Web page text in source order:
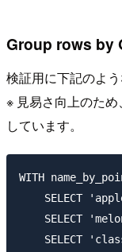
Group rows by
検証用に下記のよ
※ 見易さ向上のた
しています。
WITH
SELECT
SELECT
SELECT